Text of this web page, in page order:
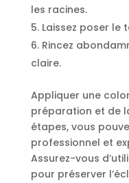
les racines.
Laissez poser le
Rincez
claire.
Appliquer une
préparation et de
étapes, vous
professionnel et
Assurez-vous
pour préserver